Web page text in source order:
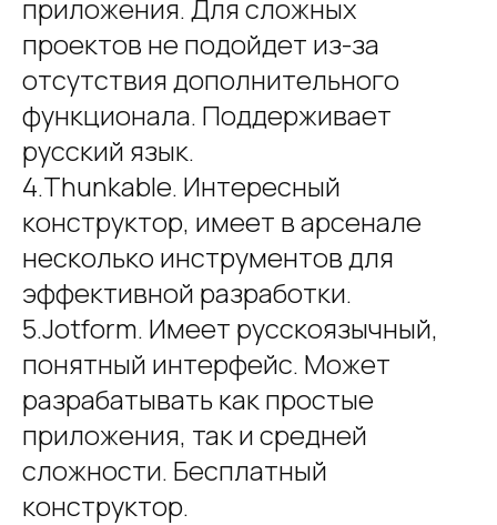
приложения. Для сложных
проектов не подойдет из-за
отсутствия дополнительного
функционала. Поддерживает
русский язык.
4.Thunkable. Интересный
конструктор, имеет в арсенале
несколько инструментов для
эффективной разработки.
5.Jotform. Имеет русскоязычный,
понятный интерфейс. Может
разрабатывать как простые
приложения, так и средней
сложности. Бесплатный
конструктор.